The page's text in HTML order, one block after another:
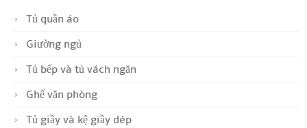
Tủ quần áo
Giường ngủ
Tủ bếp và tủ vách ngăn
Ghế văn phòng
Tủ giầy và kệ giầy dép